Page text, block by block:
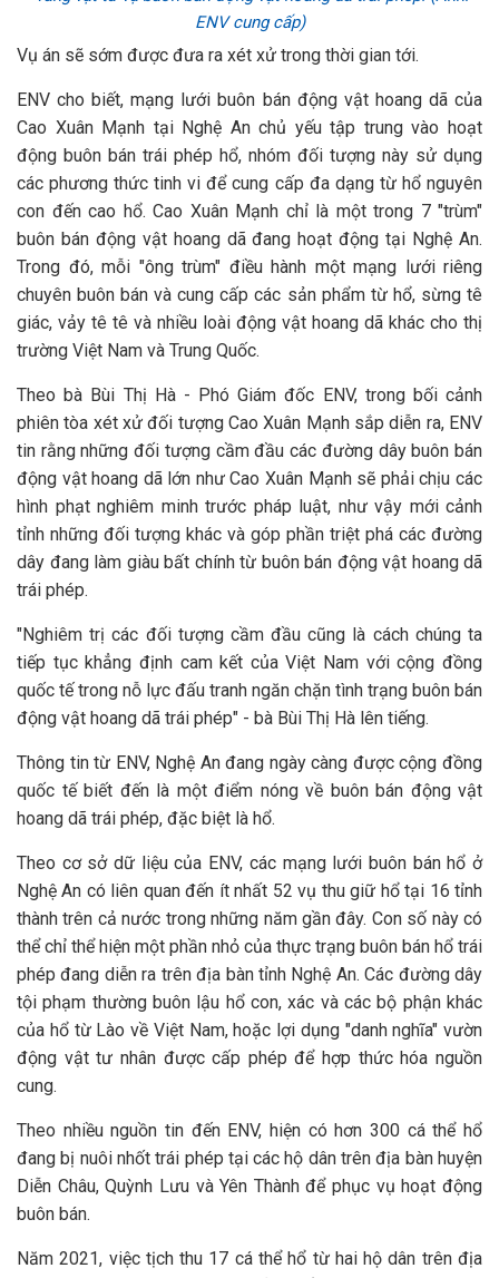
ENV cung cấp)
Vụ án sẽ sớm được đưa ra xét xử trong thời gian tới.
ENV cho biết, mạng lưới buôn bán động vật hoang dã của
Cao Xuân Mạnh tại Nghệ An chủ yếu tập trung vào hoạt
động buôn bán trái phép hổ, nhóm đối tượng này sử dụng
các phương thức tinh vi để cung cấp đa dạng từ hổ nguyên
con đến cao hổ. Cao Xuân Mạnh chỉ là một trong 7 "trùm"
buôn bán động vật hoang dã đang hoạt động tại Nghệ An.
Trong đó, mỗi "ông trùm" điều hành một mạng lưới riêng
chuyên buôn bán và cung cấp các sản phẩm từ hổ, sừng tê
giác, vảy tê tê và nhiều loài động vật hoang dã khác cho thị
trường Việt Nam và Trung Quốc.
Theo bà Bùi Thị Hà - Phó Giám đốc ENV, trong bối cảnh
phiên tòa xét xử đối tượng Cao Xuân Mạnh sắp diễn ra, ENV
tin rằng những đối tượng cầm đầu các đường dây buôn bán
động vật hoang dã lớn như Cao Xuân Mạnh sẽ phải chịu các
hình phạt nghiêm minh trước pháp luật, như vậy mới cảnh
tỉnh những đối tượng khác và góp phần triệt phá các đường
dây đang làm giàu bất chính từ buôn bán động vật hoang dã
trái phép.
"Nghiêm trị các đối tượng cầm đầu cũng là cách chúng ta
tiếp tục khẳng định cam kết của Việt Nam với cộng đồng
quốc tế trong nỗ lực đấu tranh ngăn chặn tình trạng buôn bán
động vật hoang dã trái phép" - bà Bùi Thị Hà lên tiếng.
Thông tin từ ENV, Nghệ An đang ngày càng được cộng đồng
quốc tế biết đến là một điểm nóng về buôn bán động vật
hoang dã trái phép, đặc biệt là hổ.
Theo cơ sở dữ liệu của ENV, các mạng lưới buôn bán hổ ở
Nghệ An có liên quan đến ít nhất 52 vụ thu giữ hổ tại 16 tỉnh
thành trên cả nước trong những năm gần đây. Con số này có
thể chỉ thể hiện một phần nhỏ của thực trạng buôn bán hổ trái
phép đang diễn ra trên địa bàn tỉnh Nghệ An. Các đường dây
tội phạm thường buôn lậu hổ con, xác và các bộ phận khác
của hổ từ Lào về Việt Nam, hoặc lợi dụng "danh nghĩa" vườn
động vật tư nhân được cấp phép để hợp thức hóa nguồn
cung.
Theo nhiều nguồn tin đến ENV, hiện có hơn 300 cá thể hổ
đang bị nuôi nhốt trái phép tại các hộ dân trên địa bàn huyện
Diễn Châu, Quỳnh Lưu và Yên Thành để phục vụ hoạt động
buôn bán.
Năm 2021, việc tịch thu 17 cá thể hổ từ hai hộ dân trên địa